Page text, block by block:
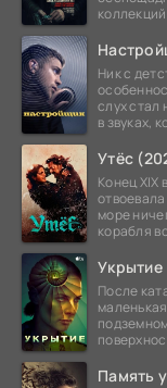
Ник с
слух стал
в звуках,
Утёс
Конец XIX
море
корабля
После
Память